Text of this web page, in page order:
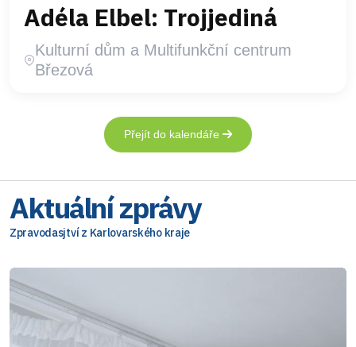
Adéla Elbel: Trojjediná
Kulturní dům a Multifunkční centrum
Březová
Přejít do kalendáře
Aktuální zprávy
Zpravodasjtví z Karlovarského kraje